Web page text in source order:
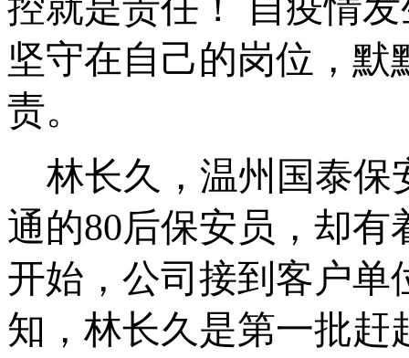
坚守在自己的岗位，
责。
林长久，温州国泰保
通的80后保安员，却有
开始，公司接到客户单
知，林长久是第一批赶